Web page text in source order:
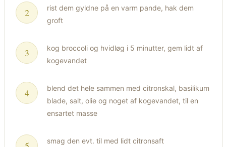
rist dem gyldne på en varm pande, hak dem
groft
kog broccoli og hvidløg i 5 minutter, gem lidt af
kogevandet
blend det hele sammen med citronskal, basilikum
blade, salt, olie og noget af kogevandet, til en
ensartet masse
smag den evt. til med lidt citronsaft